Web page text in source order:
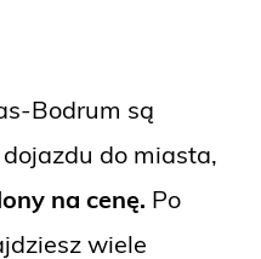
Bodrum są
do miasta,
na cenę. Po
wiele